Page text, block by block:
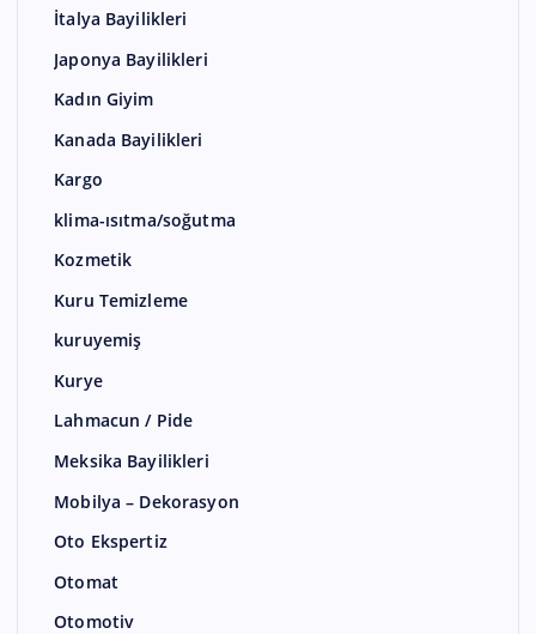
İtalya Bayilikleri
Japonya Bayilikleri
Kadın Giyim
Kanada Bayilikleri
Kargo
klima-ısıtma/soğutma
Kozmetik
Kuru Temizleme
kuruyemiş
Kurye
Lahmacun / Pide
Meksika Bayilikleri
Mobilya – Dekorasyon
Oto Ekspertiz
Otomat
Otomotiv